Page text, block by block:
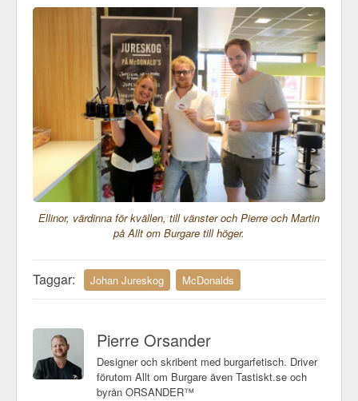
Ellinor, värdinna för kvällen, till vänster och Pierre och Martin
på Allt om Burgare till höger.
Taggar: Johan Jureskog McDonalds
Pierre Orsander
Designer och skribent med burgarfetisch. Driver
förutom Allt om Burgare även Tastiskt.se och
byrån ORSANDER™